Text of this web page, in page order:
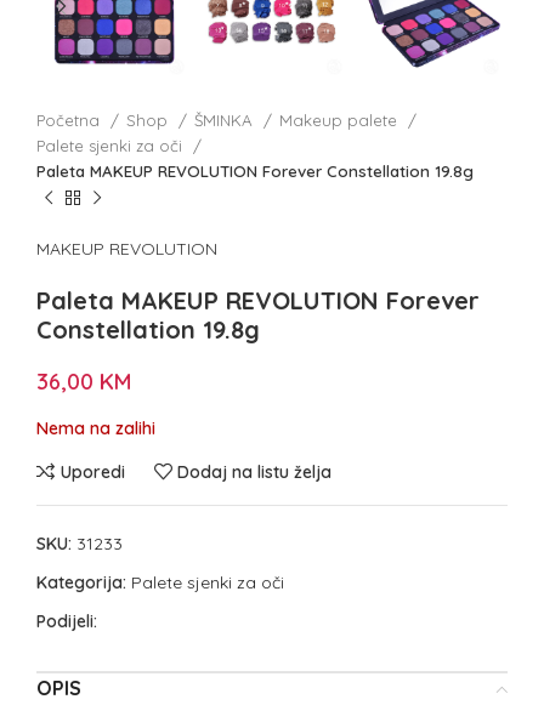
Početna Shop ŠMINKA
Makeup palete
Palete sjenki za oči
Paleta MAKEUP REVOLUTION Forever Constellation 19.8g
MAKEUP REVOLUTION
Paleta MAKEUP REVOLUTION Forever
Constellation 19.8g
36,00 KM
Nema na zalihi
Uporedi
Dodaj na listu želja
SKU: 31233
Kategorija: Palete sjenki za oči
Podijeli:
OPIS